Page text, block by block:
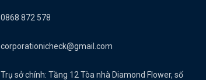
0868 872 578
corporationicheck@gmail.com
Trụ sở chính: Tầng 12 Tòa nhà Diamond Flower, số